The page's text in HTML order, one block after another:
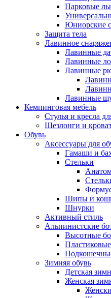
Парковые
Юниорские
Защита тела
Лавинное
Лавинные
Лавинные
Лавинные
Лавинные
Кемпинговая мебель
Стулья и кресла
Шезлонги и
Обувь
Аксессуары для
Гамаши и
Стельки
Шипы и
Шнурки
Активный стиль
Альпинистские
Высотные
Зимняя обувь
Детская
Женская